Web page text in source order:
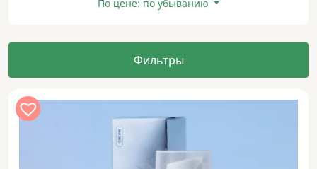
По цене: по убыванию
Фильтры